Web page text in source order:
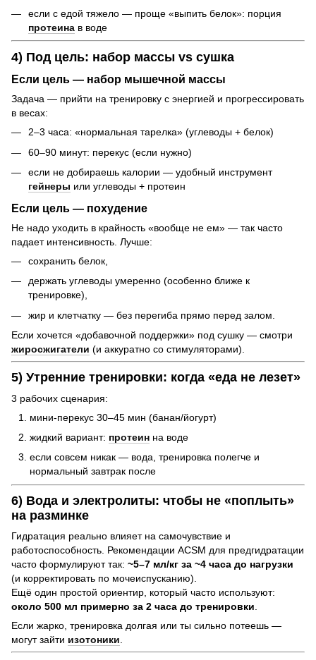
если с едой тяжело — проще «выпить белок»: порция
протеина в воде
4) Под цель: набор массы vs сушка
Если цель — набор мышечной массы
Задача — прийти на тренировку с энергией и прогрессировать
в весах:
2–3 часа: «нормальная тарелка» (углеводы + белок)
60–90 минут: перекус (если нужно)
если не добираешь калории — удобный инструмент
гейнеры или углеводы + протеин
Если цель — похудение
Не надо уходить в крайность «вообще не ем» — так часто
падает интенсивность. Лучше:
сохранить белок,
держать углеводы умеренно (особенно ближе к
тренировке),
жир и клетчатку — без перегиба прямо перед залом.
Если хочется «добавочной поддержки» под сушку — смотри
жиросжигатели (и аккуратно со стимуляторами).
5) Утренние тренировки: когда «еда не лезет»
3 рабочих сценария:
мини-перекус 30–45 мин (банан/йогурт)
жидкий вариант: протеин на воде
если совсем никак — вода, тренировка полегче и
нормальный завтрак после
6) Вода и электролиты: чтобы не «поплыть»
на разминке
Гидратация реально влияет на самочувствие и
работоспособность. Рекомендации ACSM для предгидратации
часто формулируют так: ~5–7 мл/кг за ~4 часа до нагрузки
(и корректировать по мочеиспусканию).
Ещё один простой ориентир, который часто используют:
около 500 мл примерно за 2 часа до тренировки.
Если жарко, тренировка долгая или ты сильно потеешь —
могут зайти изотоники.